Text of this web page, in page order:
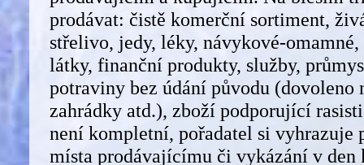
prodávat: čistě komerční sortiment,
střelivo, jedy, léky, návykové-
látky, finanční produkty, služby,
potraviny bez údání původu (dovoleno
zahrádky atd.), zboží podporující
není kompletní, pořadatel si vyhrazuje
místa prodávajícímu či vykázání v den